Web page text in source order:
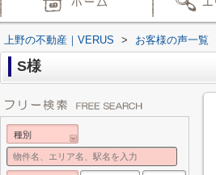
上野の不動産｜VERUS > お客様の声一覧
S様
種別